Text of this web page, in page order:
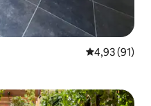
Note
4,93 (91)